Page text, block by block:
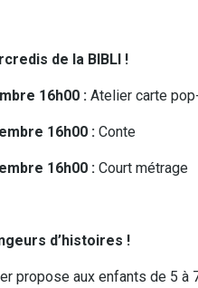
de la BIBLI !
16h00 : Atelier carte
16h00 : Conte
16h00 : Court métrage
d’histoires !
propose aux enfants de 5 à